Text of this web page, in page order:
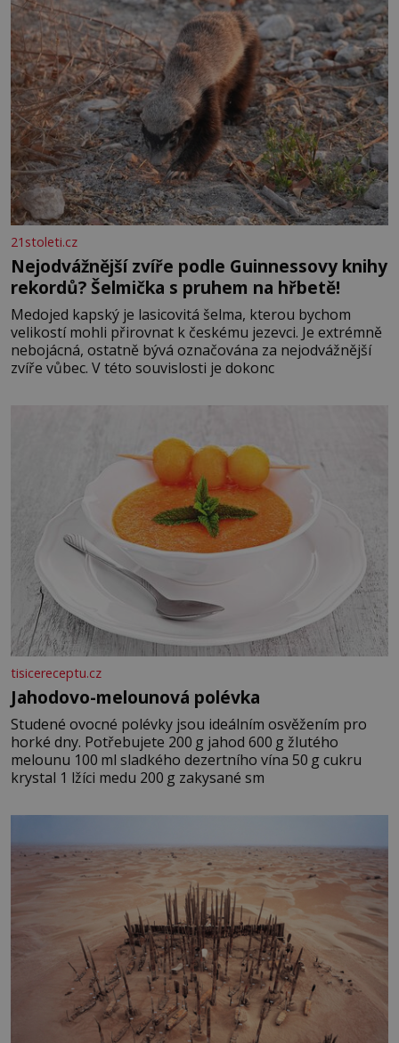
21stoleti.cz
Nejodvážnější zvíře podle Guinnessovy knihy
rekordů? Šelmička s pruhem na hřbetě!
Medojed kapský je lasicovitá šelma, kterou bychom
velikostí mohli přirovnat k českému jezevci. Je extrémně
nebojácná, ostatně bývá označována za nejodvážnější
zvíře vůbec. V této souvislosti je dokonc
tisicereceptu.cz
Jahodovo-melounová polévka
Studené ovocné polévky jsou ideálním osvěžením pro
horké dny. Potřebujete 200 g jahod 600 g žlutého
melounu 100 ml sladkého dezertního vína 50 g cukru
krystal 1 lžíci medu 200 g zakysané sm